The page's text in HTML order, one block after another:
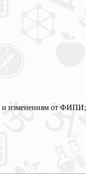
и изменениям от ФИПИ;